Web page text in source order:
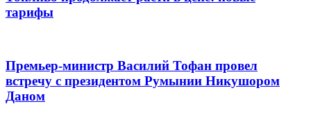
тарифы
Премьер-министр Василий Тофан провел
встречу с президентом Румынии Никушором
Даном